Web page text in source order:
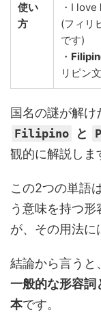
使い
方
・I love
(フィリ
です)
・
リピン
国名の謎が解け
Filipino と
観的に解説しま
この2つの単語
う意味を持つ
が、その用法に
結論から言うと、
一般的な形容詞
本です。